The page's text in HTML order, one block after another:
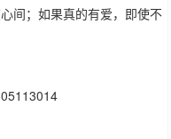
间；如果真的有爱，即使不